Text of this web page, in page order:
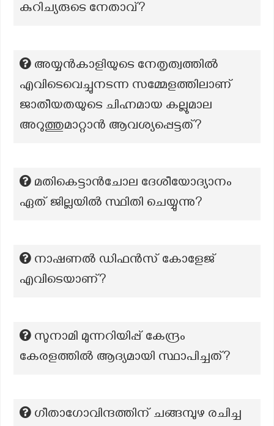
കുറിച്യരുടെ നേതാവ്?
അയ്യൻകാളിയുടെ നേതൃത്വത്തിൽ
എവിടെവെച്ചുനടന്ന സമ്മേളത്തിലാണ്
ജാതീയതയുടെ ചിഹ്നമായ കല്ലുമാല
അറുത്തുമാറ്റാൻ ആവശ്യപ്പെട്ടത്?
മതികെട്ടാൻചോല ദേശീയോദ്യാനം
ഏത് ജില്ലയിൽ സ്ഥിതി ചെയ്യുന്നു?
നാഷണൽ ഡിഫൻസ് കോളേജ്
എവിടെയാണ്?
സുനാമി മുന്നറിയിപ്പ് കേന്ദ്രം
കേരളത്തില്‍ ആദ്യമായി സ്ഥാപിച്ചത്?
ഗീതാഗോവിന്ദത്തിന് ചങ്ങമ്പുഴ രചിച്ച